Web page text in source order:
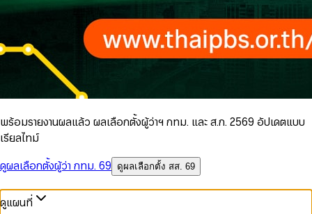
พร้อมรายงานผลแล้ว ผลเลือกตั้งผู้ว่าฯ กทม. และ ส.ก. 2569 อัปเดตแบบ
เรียลไทม์
ดูผลเลือกตั้งผู้ว่า กทม. 69
ดูผลเลือกตั้ง สส. 69
ดูแผนที่